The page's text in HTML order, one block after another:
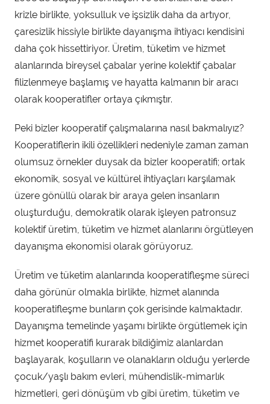
n
t
a
r
a
n
krizle birlikte, yoksulluk ve işsizlik daha da artıyor,
çaresizlik hissiyle birlikte dayanışma ihtiyacı kendisini
daha çok hissettiriyor. Üretim, tüketim ve hizmet
alanlarında bireysel çabalar yerine kolektif çabalar
filizlenmeye başlamış ve hayatta kalmanın bir aracı
olarak kooperatifler ortaya çıkmıştır.
Peki bizler kooperatif çalışmalarına nasıl bakmalıyız?
Kooperatiflerin ikili özellikleri nedeniyle zaman zaman
olumsuz örnekler duysak da bizler kooperatifi; ortak
ekonomik, sosyal ve kültürel ihtiyaçları karşılamak
üzere gönüllü olarak bir araya gelen insanların
oluşturduğu, demokratik olarak işleyen patronsuz
kolektif üretim, tüketim ve hizmet alanlarını örgütleyen
dayanışma ekonomisi olarak görüyoruz.
Üretim ve tüketim alanlarında kooperatifleşme süreci
daha görünür olmakla birlikte, hizmet alanında
kooperatifleşme bunların çok gerisinde kalmaktadır.
Dayanışma temelinde yaşamı birlikte örgütlemek için
hizmet kooperatifi kurarak bildiğimiz alanlardan
başlayarak, koşulların ve olanakların olduğu yerlerde
çocuk/yaşlı bakım evleri, mühendislik-mimarlık
hizmetleri, geri dönüşüm vb gibi üretim, tüketim ve